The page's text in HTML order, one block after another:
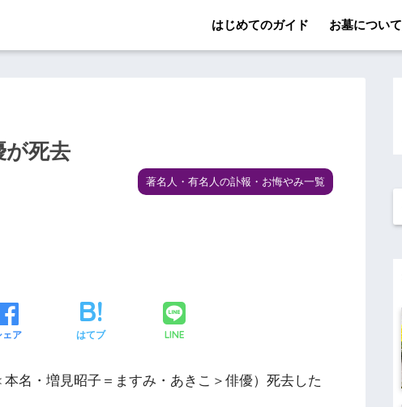
はじめてのガイド お墓について
が死去
著名人・有名人の訃報・お悔やみ一覧
ェア はてブ LINE
名・増見昭子＝ますみ・あきこ＞俳優）死去した